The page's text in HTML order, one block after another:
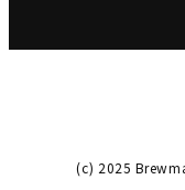
(c) 2025